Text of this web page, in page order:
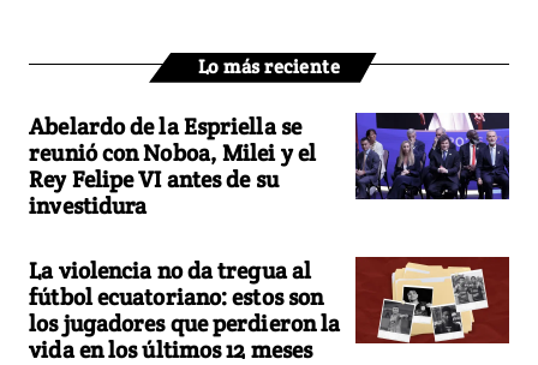
Lo más reciente
Abelardo de la Espriella se
reunió con Noboa, Milei y el
Rey Felipe VI antes de su
investidura
La violencia no da tregua al
fútbol ecuatoriano: estos son
los jugadores que perdieron la
vida en los últimos 12 meses